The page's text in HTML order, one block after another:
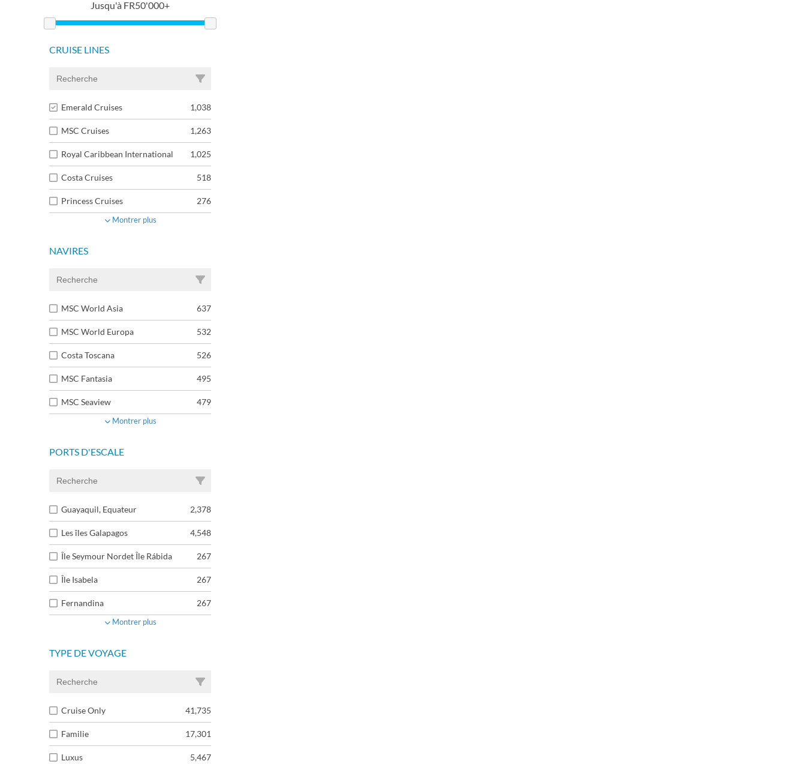
Jusqu'à FR50'000+
CRUISE LINES
Emerald Cruises 1,038
MSC Cruises 1,263
Royal Caribbean International 1,025
Costa Cruises 518
Princess Cruises 276
Montrer plus
NAVIRES
MSC World Asia 637
MSC World Europa 532
Costa Toscana 526
MSC Fantasia 495
MSC Seaview 479
Montrer plus
PORTS D'ESCALE
Guayaquil, Equateur 2,378
Les îles Galapagos 4,548
Île Seymour Nordet Île Rábida 267
Île Isabela 267
Fernandina 267
Montrer plus
TYPE DE VOYAGE
Cruise Only 41,735
Familie 17,301
Luxus 5,467